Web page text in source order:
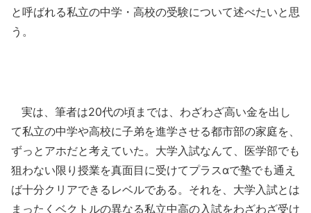
と呼ばれる私立の中学・高校の受験について述べたいと思
う。
実は、筆者は20代の頃までは、わざわざ高い金を出し
て私立の中学や高校に子弟を進学させる都市部の家庭を、
ずっとアホだと考えていた。大学入試なんて、医学部でも
狙わない限り授業を真面目に受けてプラスαで塾でも通え
ば十分クリアできるレベルである。それを、大学入試とは
まったくベクトルの異なる私立中高の入試をわざわざ受け